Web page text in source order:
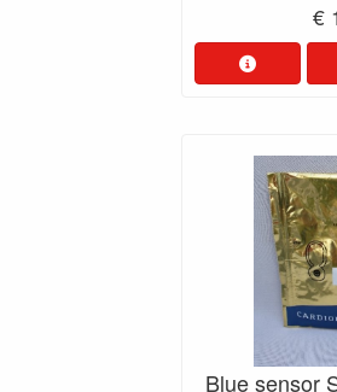
€
Blue sensor